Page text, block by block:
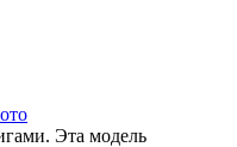
Эта модель